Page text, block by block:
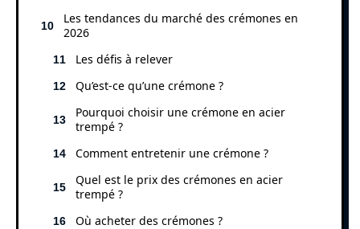
Les tendances du marché des crémones en
2026
Les défis à relever
Qu’est-ce qu’une crémone ?
Pourquoi choisir une crémone en acier
trempé ?
Comment entretenir une crémone ?
Quel est le prix des crémones en acier
trempé ?
Où acheter des crémones ?